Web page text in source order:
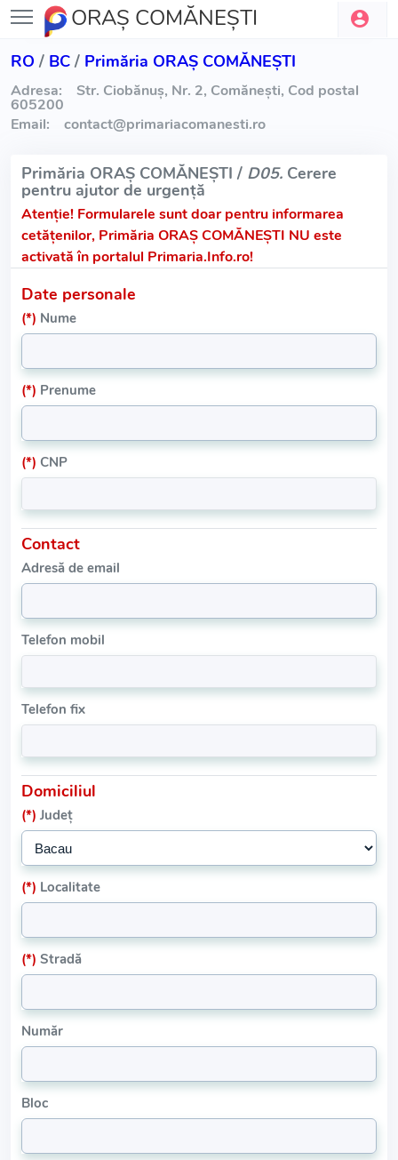
ORAŞ COMĂNEŞTI
RO / BC / Primăria ORAŞ COMĂNEŞTI
Adresa: Str. Ciobănuş, Nr. 2, Comăneşti, Cod postal
605200
Email:
contact@primariacomanesti.ro
Primăria ORAŞ COMĂNEŞTI / D05. Cerere
pentru ajutor de urgență
Atenție! Formularele sunt doar pentru informarea
cetățenilor, Primăria ORAŞ COMĂNEŞTI NU este
activată în portalul Primaria.Info.ro!
Date personale
(*) Nume
(*) Prenume
(*) CNP
Contact
Adresă de email
Telefon mobil
Telefon fix
Domiciliul
(*) Județ
(*) Localitate
(*) Stradă
Număr
Bloc